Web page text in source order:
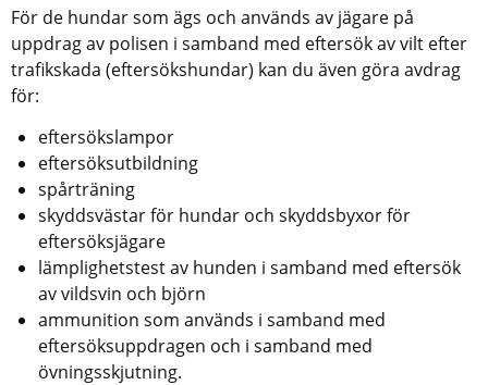
För de hundar som ägs och används av jägare på
uppdrag av polisen i samband med eftersök av vilt efter
trafikskada (eftersökshundar) kan du även göra avdrag
för:
eftersökslampor
eftersöksutbildning
spårträning
skyddsvästar för hundar och skyddsbyxor för
eftersöksjägare
lämplighetstest av hunden i samband med eftersök
av vildsvin och björn
ammunition som används i samband med
eftersöksuppdragen och i samband med
övningsskjutning.